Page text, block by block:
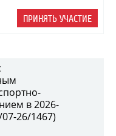
ПРИНЯТЬ УЧАСТИЕ
в 2026-
26/1467)